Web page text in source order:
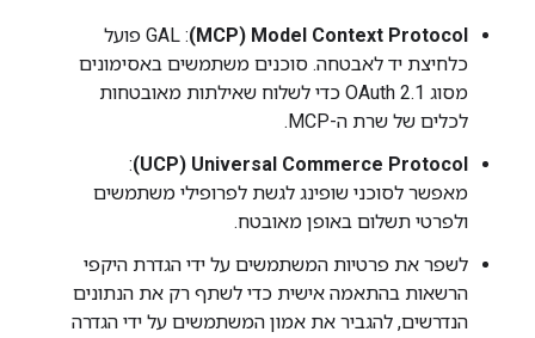
Model Context Protocol‏ (MCP)
: GAL פועל
כלחיצת יד לאבטחה. סוכנים משתמשים באסימונים
מסוג OAuth 2.1 כדי לשלוח שאילתות מאובטחות
לכלים של שרת ה-MCP.
Universal Commerce Protocol‏ (UCP)
:
מאפשר לסוכני שופינג לגשת לפרופילי משתמשים
ולפרטי תשלום באופן מאובטח.
לשפר את פרטיות המשתמשים על ידי הגדרת היקפי
הרשאות בהתאמה אישית כדי לשתף רק את הנתונים
הנדרשים, להגביר את אמון המשתמשים על ידי הגדרה